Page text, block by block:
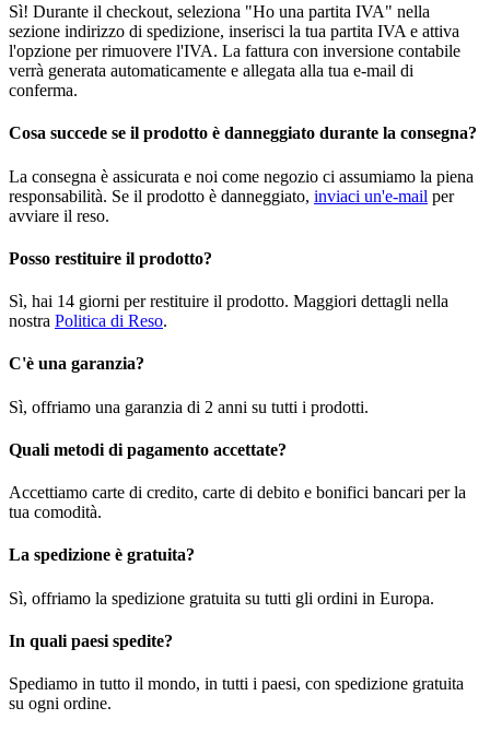
Sì! Durante il checkout, seleziona "Ho una partita IVA" nella
sezione indirizzo di spedizione, inserisci la tua partita IVA e attiva
l'opzione per rimuovere l'IVA. La fattura con inversione contabile
verrà generata automaticamente e allegata alla tua e-mail di
conferma.
Cosa succede se il prodotto è danneggiato durante la consegna?
La consegna è assicurata e noi come negozio ci assumiamo la piena
responsabilità. Se il prodotto è danneggiato, inviaci un'e-mail per
avviare il reso.
Posso restituire il prodotto?
Sì, hai 14 giorni per restituire il prodotto. Maggiori dettagli nella
nostra Politica di Reso.
C'è una garanzia?
Sì, offriamo una garanzia di 2 anni su tutti i prodotti.
Quali metodi di pagamento accettate?
Accettiamo carte di credito, carte di debito e bonifici bancari per la
tua comodità.
La spedizione è gratuita?
Sì, offriamo la spedizione gratuita su tutti gli ordini in Europa.
In quali paesi spedite?
Spediamo in tutto il mondo, in tutti i paesi, con spedizione gratuita
su ogni ordine.